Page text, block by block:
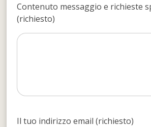
Contenuto messaggio e richieste
(richiesto)
Il tuo indirizzo email (richiesto)